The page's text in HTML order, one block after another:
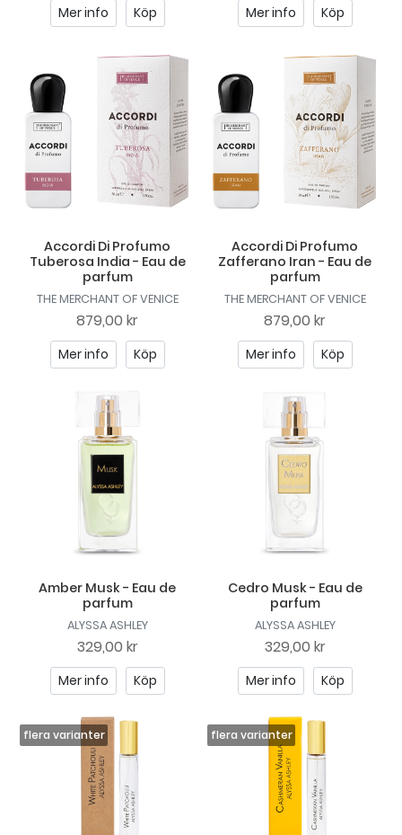
Mer info Köp Mer info Köp
Accordi Di Profumo
Tuberosa India - Eau de
parfum
THE MERCHANT OF VENICE
879,00 kr
Mer info Köp
Accordi Di Profumo
Zafferano Iran - Eau de
parfum
THE MERCHANT OF VENICE
879,00 kr
Mer info Köp
Amber Musk - Eau de
parfum
ALYSSA ASHLEY
329,00 kr
Mer info Köp
Cedro Musk - Eau de
parfum
ALYSSA ASHLEY
329,00 kr
Mer info Köp